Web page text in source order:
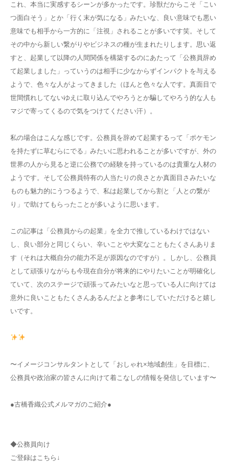
これ、本当に実感するシーンが多かったです。珍獣だからこそ「こい
つ面白そう」とか「行く末が気になる」みたいな、良い意味でも悪い
意味でも相手から一方的に「注視」されることが多いです笑。そして
その中から新しい繋がりやビジネスの種が生まれたりします。思い返
すと、起業して以降の人間関係を構築するのにあたって「公務員辞め
て起業しました」っていうのは相手に少なからずインパクトを与える
ようで、色々な人がよってきました（ほんと色々な人です。真面目で
世間慣れしてないゆえに取り込んでやろうとか騙してやろう的な人も
マジで寄ってくるので気をつけてください汗）。
私の場合はこんな感じです。公務員を辞めて起業するって「ポケモン
を持たずに草むらにでる」みたいに思われることが多いですが、外の
世界の人から見ると逆に公務での経験を持っているのは貴重な人材の
ようです。そして公務員特有の人当たりの良さとか真面目さみたいな
ものも魅力的にうつるようで、私は起業してから割と「人との繋が
り」で助けてもらったことが多いように思います。
この記事は「公務員からの起業」を全力で推しているわけではない
し、良い部分と同じくらい、辛いことや大変なこともたくさんありま
す（それは大概自分の能力不足が原因なのですが）。しかし、公務員
として頑張りながらも今現在自分が将来的にやりたいことが明確化し
ていて、次のステージで頑張ってみたいなと思っている人に向けては
意外に良いこともたくさんあるんだよと参考にしていただけると嬉し
いです。
〜イメージコンサルタントとして「おしゃれ×地域創生」を目標に、
公務員や政治家の皆さんに向けて着こなしの情報を発信しています〜
●古橋香織公式メルマガのご紹介●
◆公務員向け
ご登録はこちら↓